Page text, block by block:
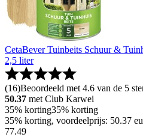
CetaBever Tuinbeits Schuur &
2,5 liter
(16)Beoordeeld met 4.6 van de 5
50.37 met Club Karwei
35% korting35% korting
35% korting, voordeelprijs: 50.37
77.49